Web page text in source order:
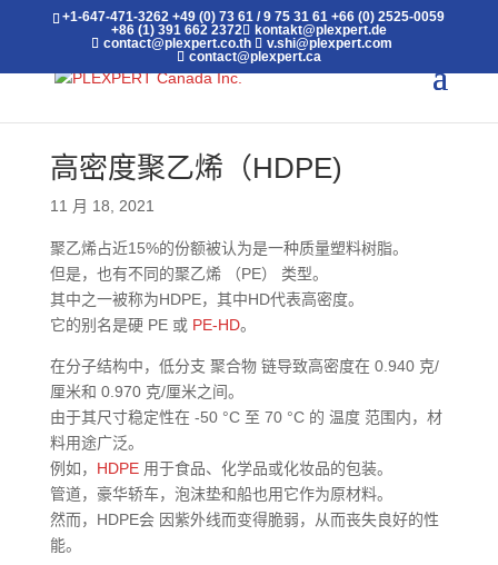
+1-647-471-3262 +49 (0) 73 61 / 9 75 31 61+66 (0) 2525-0059
+86 (1) 391 662 2372
kontakt@plexpert.de
contact@plexpert.co.th
v.shi@plexpert.com
contact@plexpert.ca
高密度聚乙烯（HDPE)‎
11 月 18, 2021
聚乙烯占近15%的份额被认为是一种质量塑料树脂。‎
‎但是，也有不同的聚乙烯 （PE） 类型。‎
‎其中之一被称为HDPE，其中HD代表高密度。‎
‎它的别名是硬 PE 或 PE-HD。‎
‎在分子结构中，低分支 ‎‎聚合物‎‎ 链导致高密度在 0.940 克/
厘米和 0.970 克/厘米之间。‎
‎由于其尺寸稳定性在 -50 °C 至 70 °C 的‎‎ 温度‎‎ 范围内，材
料用途广泛。‎
‎例如， HDPE用于食品、化学品或化妆品的包装。‎
‎管道，豪华轿车，泡沫垫和船也用它作为原材料。‎
‎然而，HDPE会 因紫外线而变得脆弱，从而丧失良好的性
能。‎